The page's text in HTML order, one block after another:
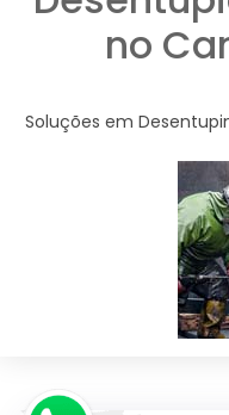
no
Soluções em